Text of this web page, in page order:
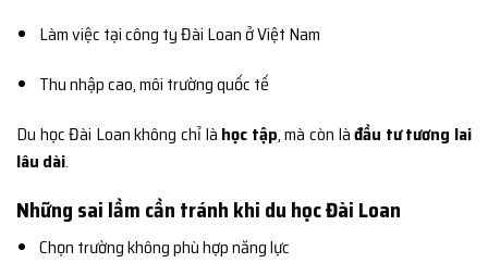
Làm việc tại công ty Đài Loan ở Việt Nam
Thu nhập cao, môi trường quốc tế
Du học Đài Loan không chỉ là học tập, mà còn làđầu tư tương lai
lâu dài.
Những sai lầm cần tránh khi du học Đài Loan
Chọn trường không phù hợp năng lực